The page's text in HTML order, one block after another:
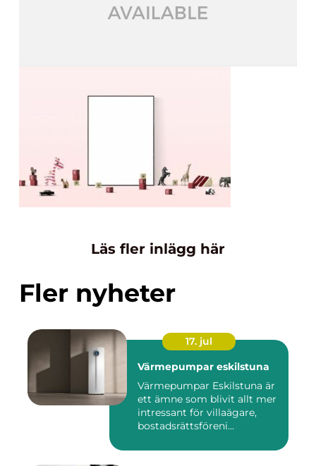
Läs fler inlägg här
Fler nyheter
17. jul
Värmepumpar eskilstuna
Värmepumpar Eskilstuna är
ett ämne som blivit allt mer
intressant för villaägare,
bostadsrättsföreni...